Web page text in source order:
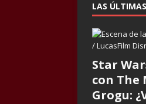
LAS
Star
con The
Grogu: